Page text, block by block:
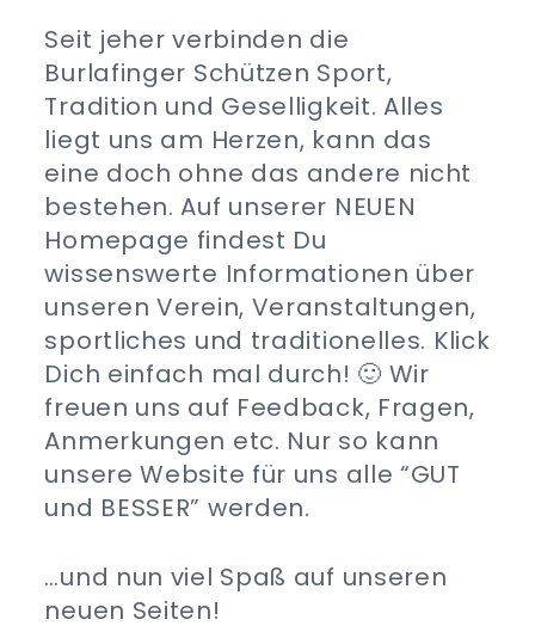
Seit jeher verbinden die
Burlafinger Schützen Sport,
Tradition und Geselligkeit. Alles
liegt uns am Herzen, kann das
eine doch ohne das andere nicht
bestehen. Auf unserer NEUEN
Homepage findest Du
wissenswerte Informationen über
unseren Verein, Veranstaltungen,
sportliches und traditionelles. Klick
Dich einfach mal durch! 🙂 Wir
freuen uns auf Feedback, Fragen,
Anmerkungen etc. Nur so kann
unsere Website für uns alle “GUT
und BESSER” werden.
…und nun viel Spaß auf unseren
neuen Seiten!